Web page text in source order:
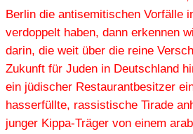
Berlin die antisemitischen Vorfälle
verdoppelt haben, dann erkennen
darin, die weit über die reine
Zukunft für Juden in Deutschland
ein jüdischer Restaurantbesitzer
hasserfüllte, rassistische Tirade
junger Kippa-Träger von einem